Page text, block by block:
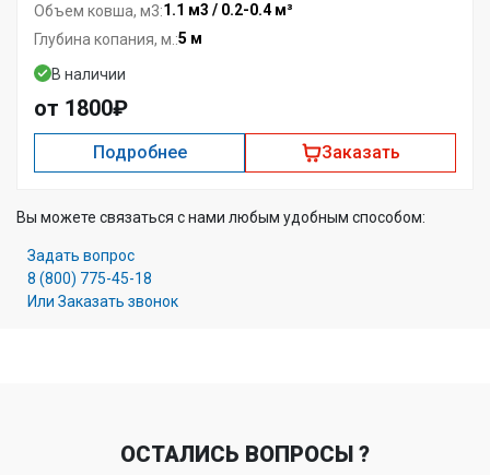
Объем ковша, м3:1.1 м3 / 0.2-0.4 м³
Глубина копания, м.:5 м
В наличии
от 1800₽
Подробнее Заказать
Вы можете связаться с нами любым удобным способом:
Задать вопрос
8 (800) 775-45-18
Или Заказать звонок
ОСТАЛИСЬ ВОПРОСЫ ?